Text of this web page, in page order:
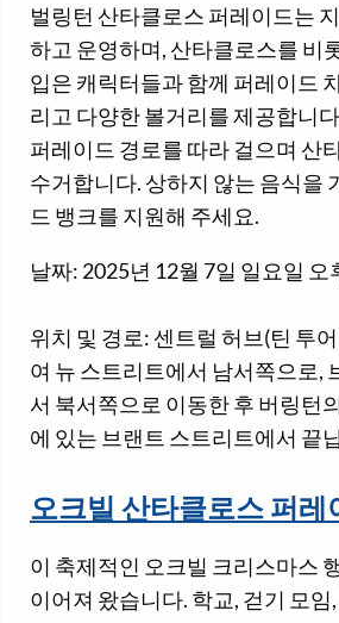
벌링턴 산타클로스 퍼레이드는
하고 운영하며, 산타클로스를 비
입은 캐릭터들과 함께 퍼레이드
리고 다양한 볼거리를 제공합니
퍼레이드 경로를 따라 걸으며 산
수거합니다. 상하지 않는 음식을
드 뱅크를 지원해 주세요.
날짜: 2025년 12월 7일 일요일 오
위치 및 경로: 센트럴 허브(틴 투
여 뉴 스트리트에서 남서쪽으로,
서 북서쪽으로 이동한 후 버링턴
에 있는 브랜트 스트리트에서 끝
오크빌 산타클로스 퍼레
이 축제적인 오크빌 크리스마스
이어져 왔습니다. 학교, 걷기 모임